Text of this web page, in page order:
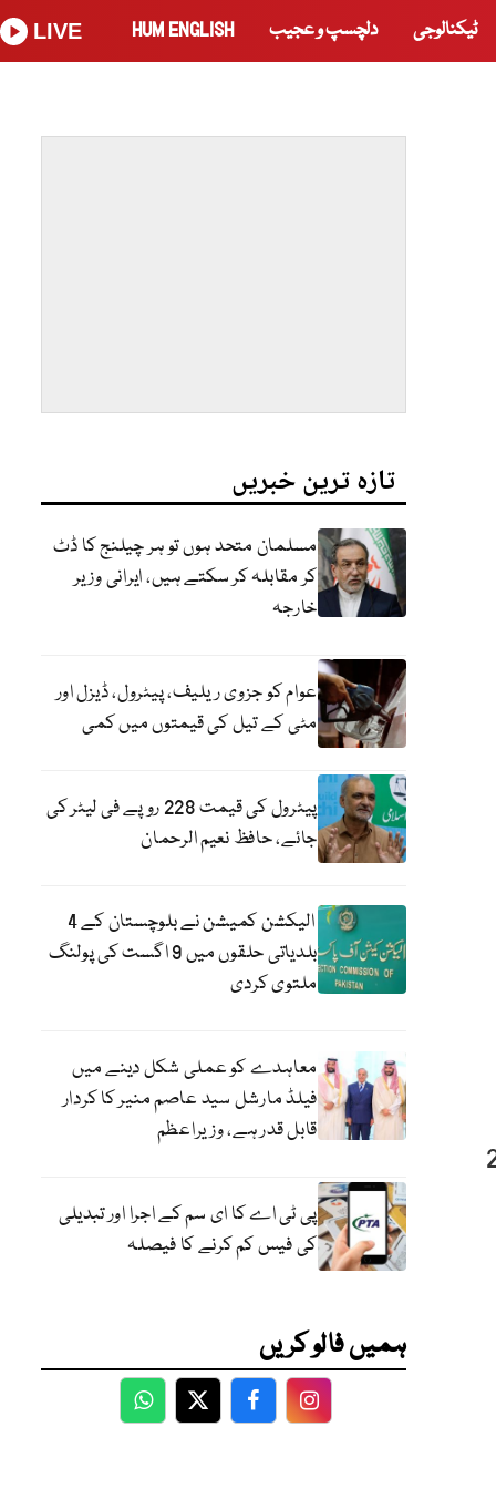
ٹیکنالوجی دلچسپ و عجیب HUM ENGLISH
LIVE
کیولری کے سامنا 22
تازہ ترین خبریں
مسلمان متحد ہوں تو ہر چیلنج کا ڈٹ
کر مقابلہ کر سکتے ہیں، ایرانی وزیر
خارجہ
عوام کو جزوی ریلیف، پیٹرول، ڈیزل اور
مٹی کے تیل کی قیمتوں میں کمی
پیٹرول کی قیمت 228 روپے فی لیٹر کی
جائے، حافظ نعیم الرحمان
الیکشن کمیشن نے بلوچستان کے 4
بلدیاتی حلقوں میں 9 اگست کی پولنگ
ملتوی کردی
معاہدے کو عملی شکل دینے میں
فیلڈ مارشل سید عاصم منیر کا کردار
قابل قدر ہے، وزیراعظم
پی ٹی اے کا ای سم کے اجرا اور تبدیلی
کی فیس کم کرنے کا فیصلہ
ہمیں فالو کریں
WhatsApp
TwitterFacebookFacebook